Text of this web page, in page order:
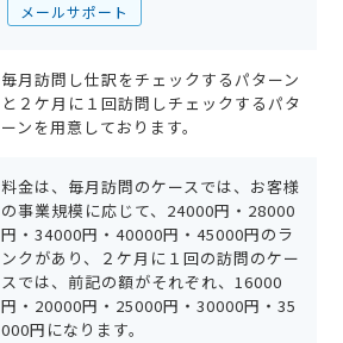
メールサポート
毎月訪問し仕訳をチェックするパターン
と２ケ月に１回訪問しチェックするパタ
ーンを用意しております。
料金は、毎月訪問のケースでは、お客様
の事業規模に応じて、24000円・28000
円・34000円・40000円・45000円のラ
ンクがあり、２ケ月に１回の訪問のケー
スでは、前記の額がそれぞれ、16000
円・20000円・25000円・30000円・35
000円になります。